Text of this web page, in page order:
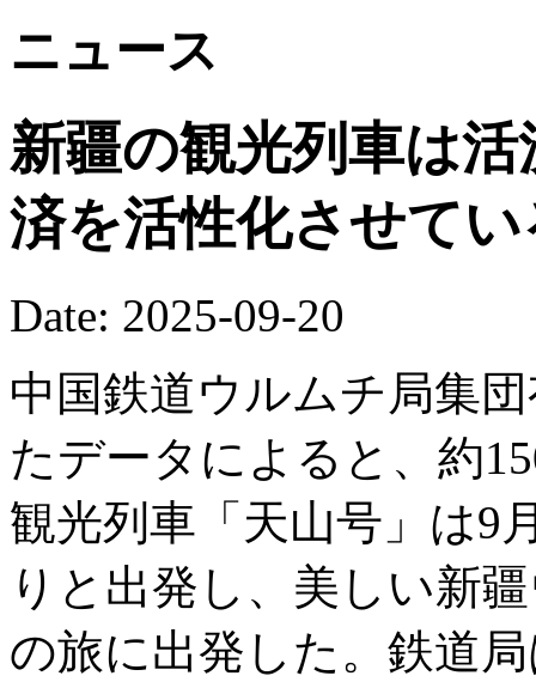
ニュース
新疆の観光列車は
済を活性化させてい
Date: 2025-09-20
中国鉄道ウルムチ局集
たデータによると、約
観光列車「天山号」は9
りと出発し、美しい新
の旅に出発した。鉄道